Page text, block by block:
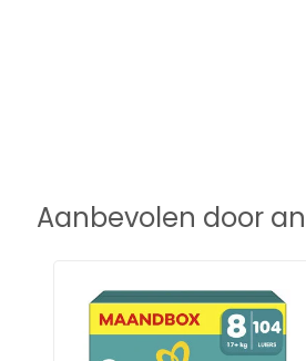
Aanbevolen door